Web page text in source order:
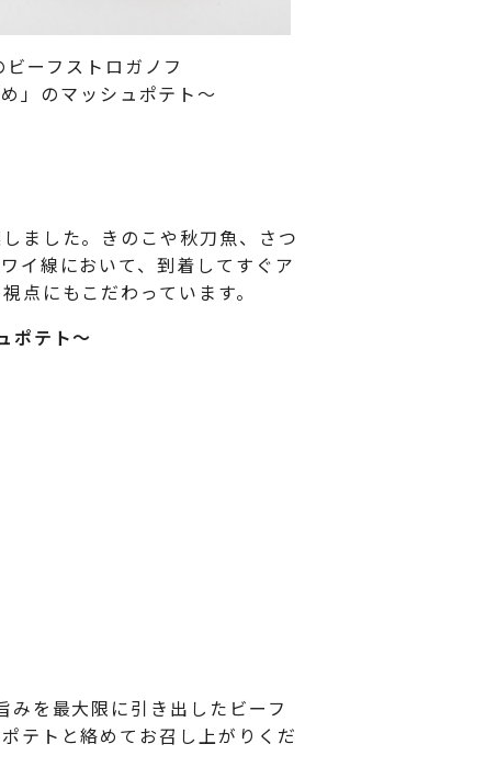
ーフストロガノフ
」のマッシュポテト～
ました。きのこや秋刀魚、さつ
イ線において、到着してすぐア
点にもこだわっています。
ポテト～
を最大限に引き出したビーフ
テトと絡めてお召し上がりくだ